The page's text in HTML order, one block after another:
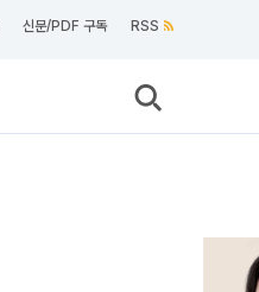
신문/PDF 구독 RSS